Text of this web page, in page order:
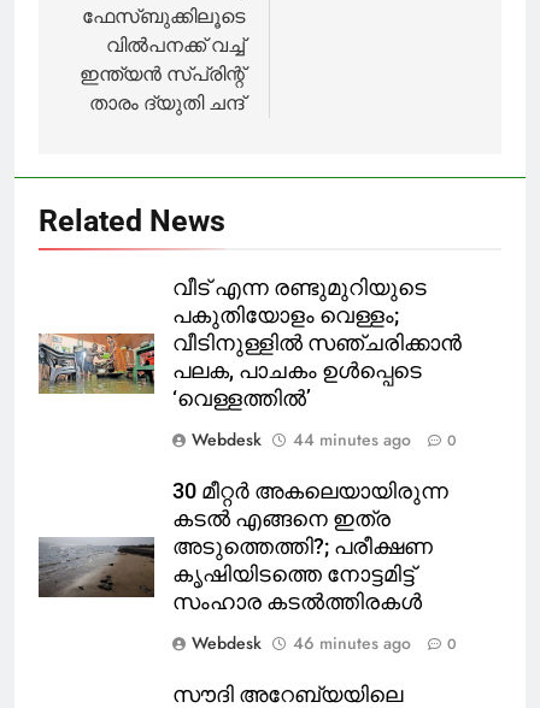
ഫേസ്ബുക്കിലൂടെ
വിൽപനക്ക് വച്ച്
ഇന്ത്യൻ സ്പ്രിന്റ്
താരം ദ്യുതി ചന്ദ്
Related News
വീട് എന്ന രണ്ടുമുറിയുടെ
പകുതിയോളം വെള്ളം;
വീടിനുള്ളിൽ സഞ്ചരിക്കാൻ
പലക, പാചകം ഉൾപ്പെടെ
‘വെള്ളത്തിൽ’
Webdesk
44 minutes ago 0
30 മീറ്റർ അകലെയായിരുന്ന
കടൽ എങ്ങനെ ഇത്ര
അടുത്തെത്തി?; പരീക്ഷണ
കൃഷിയിടത്തെ നോട്ടമിട്ട്
സംഹാര കടൽത്തിരകൾ
Webdesk
46 minutes ago 0
സൗദി അറേബ്യയിലെ